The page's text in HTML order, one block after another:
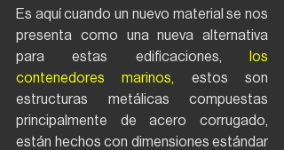
Es aquí cuando un nuevo material se nos
presenta como una nueva alternativa
para estas edificaciones,
los
contenedores marinos, estos son
estructuras metálicas compuestas
principalmente de acero corrugado,
están hechos con dimensiones estándar